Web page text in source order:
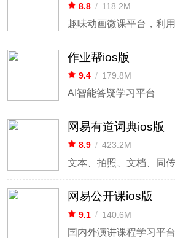
8.8 / 118.2M
作业帮ios版
9.4 / 179.8M
AI智能答疑学习平台
网易有道词典ios版
8.9 / 423.2M
网易公开课ios版
9.1 / 140.6M
国内外演讲课程学习平台